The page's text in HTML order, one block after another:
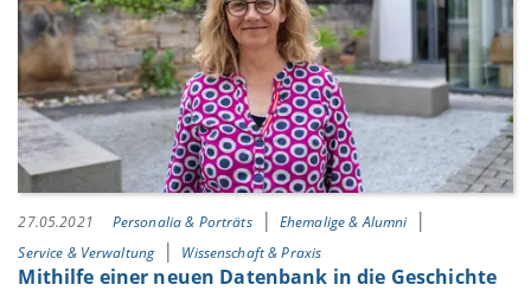
27.05.2021 Personalia & Porträts
Ehemalige & Alumni
Service & Verwaltung
Wissenschaft & Praxis
Mithilfe einer neuen Datenbank in die Geschichte